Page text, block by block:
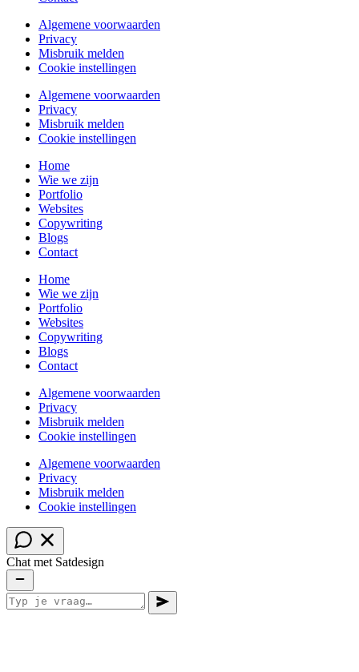
Algemene voorwaarden
Privacy
Misbruik melden
Cookie instellingen
Algemene voorwaarden
Privacy
Misbruik melden
Cookie instellingen
Home
Wie we zijn
Portfolio
Websites
Copywriting
Blogs
Contact
Home
Wie we zijn
Portfolio
Websites
Copywriting
Blogs
Contact
Algemene voorwaarden
Privacy
Misbruik melden
Cookie instellingen
Algemene voorwaarden
Privacy
Misbruik melden
Cookie instellingen
Chat met Satdesign